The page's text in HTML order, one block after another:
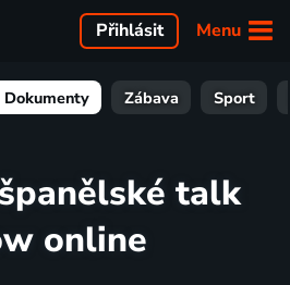
Menu
Přihlásit
Dokumenty Zábava Sport
talk
online